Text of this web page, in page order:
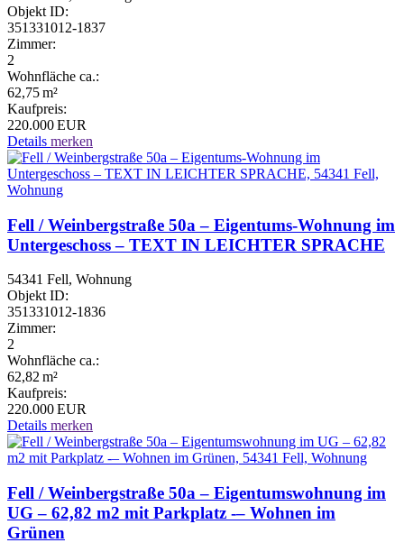
Objekt ID:
351331012-1837
Zimmer:
2
Wohnfläche ca.:
62,75 m²
Kaufpreis:
220.000 EUR
Details merken
Fell / Weinbergstraße 50a – Eigentums-Wohnung im
Untergeschoss – TEXT IN LEICHTER SPRACHE
54341 Fell, Wohnung
Objekt ID:
351331012-1836
Zimmer:
2
Wohnfläche ca.:
62,82 m²
Kaufpreis:
220.000 EUR
Details merken
Fell / Weinbergstraße 50a – Eigentumswohnung im
UG – 62,82 m2 mit Parkplatz -– Wohnen im
Grünen